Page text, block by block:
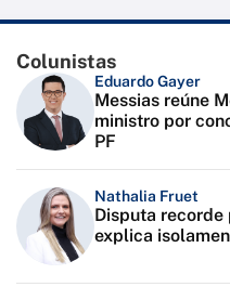
Colunistas
Eduardo Gayer
Messias reúne
ministro por
PF
Nathalia Fruet
Disputa
explica